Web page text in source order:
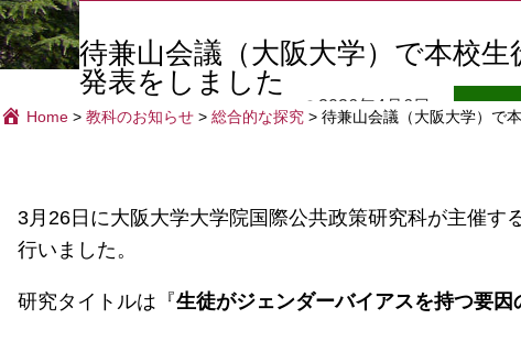
待兼山会議（大阪大学）で本校生
発表をしました
2026年4月6日
Home > 教科のお知らせ > 総合的な探究 > 待兼山会議（大阪大学）で
3月26日に大阪大学大学院国際公共政策研究科が主催
行いました。
研究タイトルは『生徒がジェンダーバイアスを持つ要